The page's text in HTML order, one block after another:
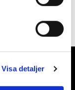
Visa detaljer